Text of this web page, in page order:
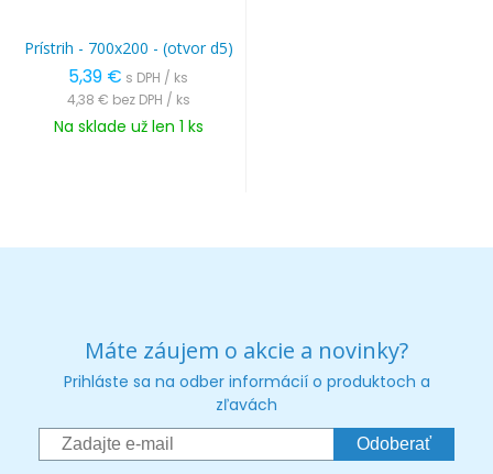
Prístrih - 700x200 - (otvor d5)
5,39 € s DPH / ks
4,38 € bez DPH / ks
Na sklade už len 1 ks
Máte záujem o akcie a novinky?
Prihláste sa na odber informácií o produktoch a
zľavách
Odoberať